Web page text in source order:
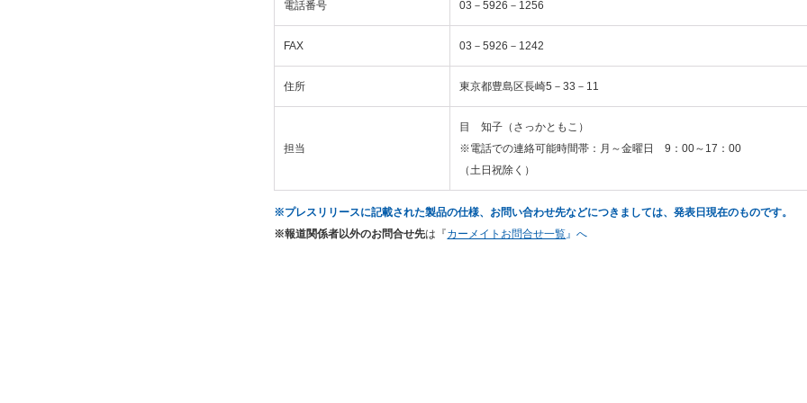
電話番号 03－5926－1256
FAX 03－5926－1242
住所 東京都豊島区長崎5－33－11
担当
目 知子（さっかともこ）
※電話での連絡可能時間帯：月～金曜日 9：00～17：00
（土日祝除く）
※プレスリリースに記載された製品の仕様、お問い合わせ先などにつきましては、発表日現在のものです。
※報道関係者以外のお問合せ先は『カーメイトお問合せ一覧』へ